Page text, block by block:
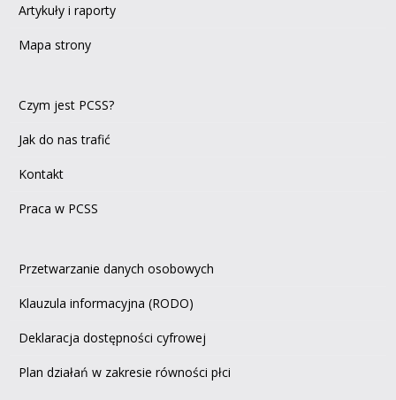
Artykuły i raporty
Mapa strony
Czym jest PCSS?
Jak do nas trafić
Kontakt
Praca w PCSS
Przetwarzanie danych osobowych
Klauzula informacyjna (RODO)
Deklaracja dostępności cyfrowej
Plan działań w zakresie równości płci